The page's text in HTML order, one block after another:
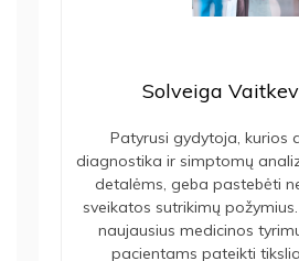
Solveiga
Patyrusi gydytoja, kurios
diagnostika ir simptomų
detalėms, geba pastebėti
sveikatos sutrikimų
naujausius medicinos
pacientams pateikti